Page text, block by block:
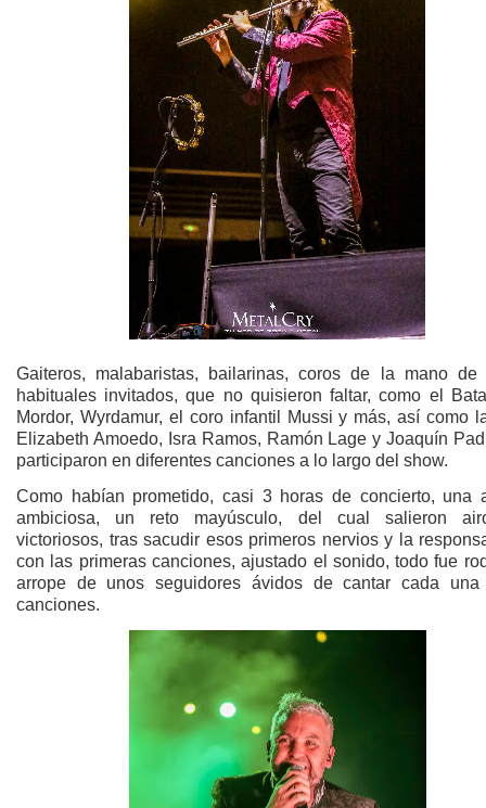
Gaiteros, malabaristas, bailarinas, coros de la mano
habituales invitados, que no quisieron faltar, como el
Mordor, Wyrdamur, el coro infantil Mussi y más, así como
Elizabeth Amoedo, Isra Ramos, Ramón Lage y Joaquín
participaron en diferentes canciones a lo largo del show.
Como habían prometido, casi 3 horas de concierto, una
ambiciosa, un reto mayúsculo, del cual salieron
victoriosos, tras sacudir esos primeros nervios y la
con las primeras canciones, ajustado el sonido, todo fue
arrope de unos seguidores ávidos de cantar cada
canciones.